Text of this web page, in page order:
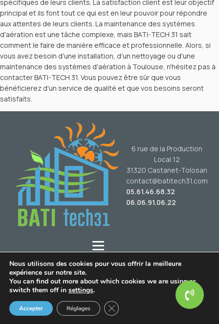
DEMANDE DE DEVIS
spécifiques de leurs clients. La satisfaction client est leur objectif
principal et ils font tout ce qui est en leur pouvoir pour répondre
aux attentes de leurs clients. La maintenance des systèmes
d'aération est une tâche complexe, mais BATI-TECH 31 sait
comment le faire de manière efficace et professionnelle. Alors, si
vous avez besoin d'une installation, d'un nettoyage ou d'une
maintenance des systèmes d'aération à Toulouse, n'hésitez pas à
contacter BATI-TECH 31. Vous pouvez être sûr que vous
bénéficierez d'un service de qualité et que vos besoins seront
satisfaits.
6 rue de la Production
Local 12
31320 Castanet-Tolosan
contact@batitech31.com
05.61.46.68.32
06.06.91.06.22
Actualités
Contact
©Bati-Tech 31 - Réalisation par
Mentions légales
Nous utilisons des cookies pour vous offrir la meilleure
expérience sur notre site.
You can find out more about which cookies we are using or
switch them off in settings.
Accepter Réglages Fermer la bannière des cookies